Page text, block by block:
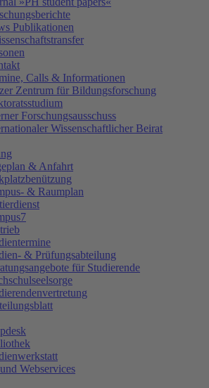
Publikationen
Calls & Informationen
Zentrum für Bildungsforschung
Forschungsausschuss
Wissenschaftlicher Beirat
& Anfahrt
& Raumplan
& Prüfungsabteilung
für Studierende
Webservices